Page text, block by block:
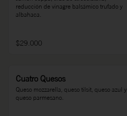
reducción de vinagre balsámico trufado y
albahaca.
$29.000
Cuatro Quesos
Queso mozzarella, queso tilsit, queso azul y
queso parmesano.